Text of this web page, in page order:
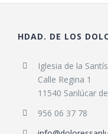
HDAD. DE LOS
Iglesia de la
Calle Regina 1
11540 Sanlúcar
956 06 37 78